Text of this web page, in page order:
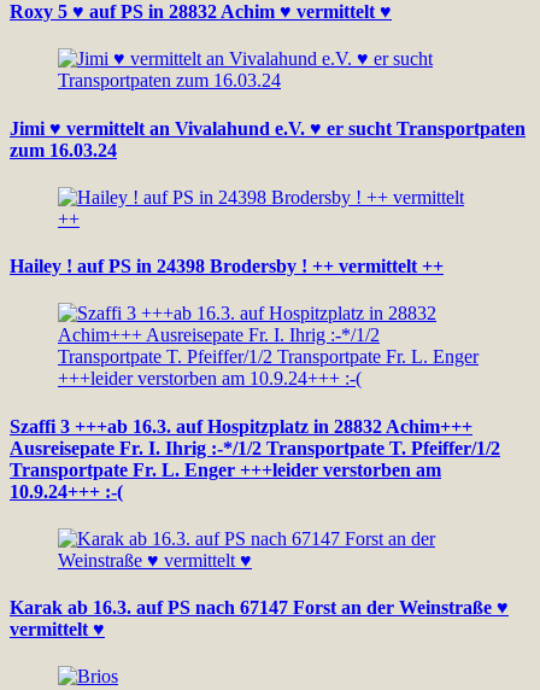
Roxy 5 ♥ auf PS in 28832 Achim ♥ vermittelt ♥
Jimi ♥ vermittelt an Vivalahund e.V. ♥ er sucht Transportpaten
zum 16.03.24
Hailey ! auf PS in 24398 Brodersby ! ++ vermittelt ++
Szaffi 3 +++ab 16.3. auf Hospitzplatz in 28832 Achim+++
Ausreisepate Fr. I. Ihrig :-*/1/2 Transportpate T. Pfeiffer/1/2
Transportpate Fr. L. Enger +++leider verstorben am
10.9.24+++ :-(
Karak ab 16.3. auf PS nach 67147 Forst an der Weinstraße ♥
vermittelt ♥